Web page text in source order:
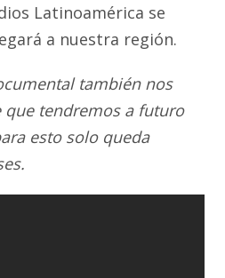
Latinoamérica se
a nuestra región.
también nos
que tendremos a futuro
esto solo queda